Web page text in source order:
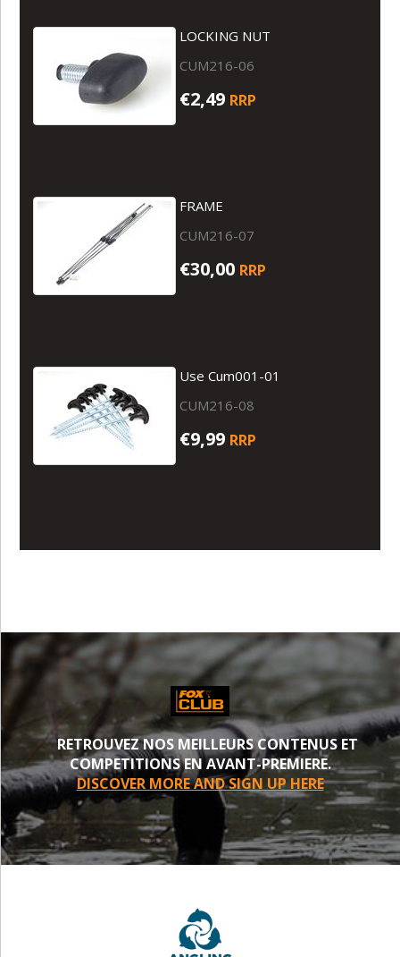
LOCKING NUT
CUM216-06
€2,49 RRP
FRAME
CUM216-07
€30,00 RRP
Use Cum001-01
CUM216-08
€9,99 RRP
RETROUVEZ NOS MEILLEURS CONTENUS ET
COMPETITIONS EN AVANT-PREMIERE.
DISCOVER MORE AND SIGN UP HERE